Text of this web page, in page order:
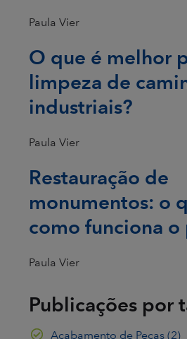
Paula Vier
O que é melhor
limpeza de
industriais?
Paula Vier
Restauração de
monumentos: o
como funciona o
Paula Vier
Publicações por
Acabamento de Peças (2)